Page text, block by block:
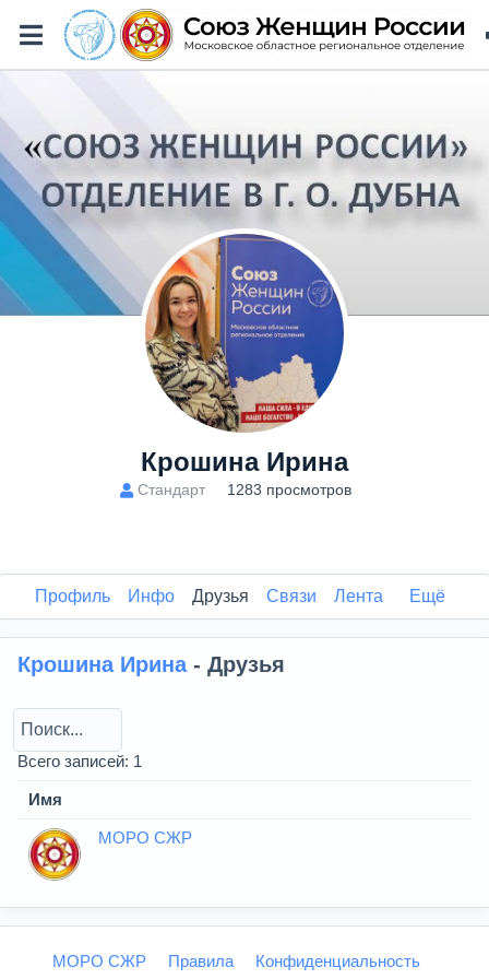
Крошина Ирина
Стандарт 1283 просмотров
Профиль Инфо Друзья Связи Лента Ещё
Крошина Ирина- Друзья
Всего записей: 1
Имя
МОРО СЖР
МОРО СЖР Правила Конфиденциальность